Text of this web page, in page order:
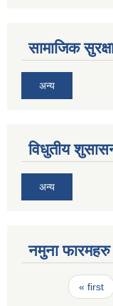
सामाजिक
अन्य
विधुतीय
अन्य
नमुना फारमहरु
Pages« first